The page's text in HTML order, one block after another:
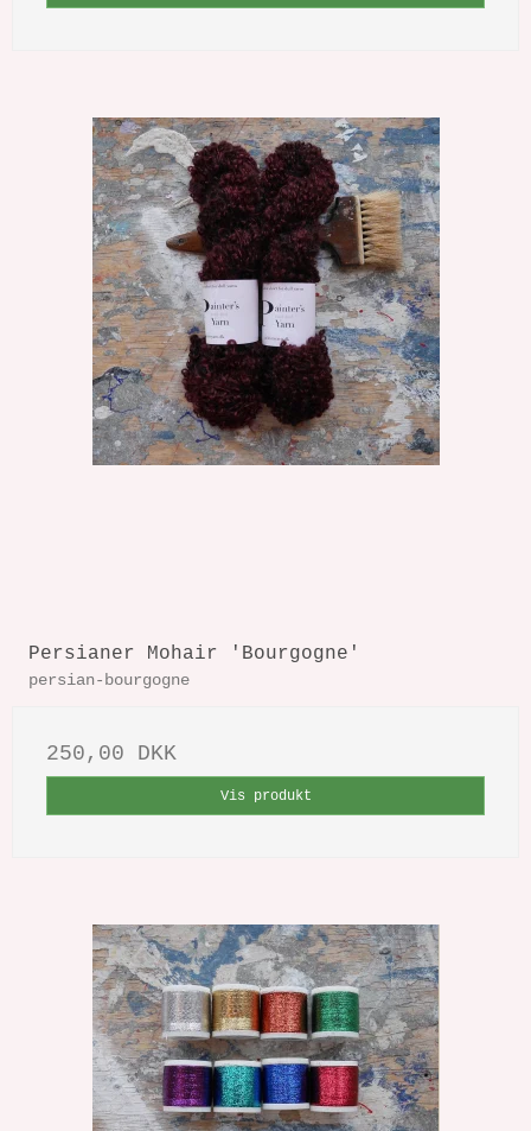
Persianer Mohair 'Bourgogne'
persian-bourgogne
250,00 DKK
Vis produkt